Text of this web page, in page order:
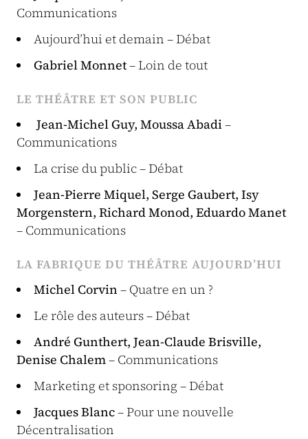
Communications
Aujourd’hui et demain – Débat
Gabriel Monnet– Loin de tout
LE THÉÂTRE ET SON PUBLIC
Jean-Michel Guy, Moussa Abadi–
Communications
La crise du public – Débat
Jean-Pierre Miquel, Serge Gaubert, Isy
Morgenstern, Richard Monod, Eduardo Manet
– Communications
LA FABRIQUE DU THÉÂTRE AUJOURD’HUI
Michel Corvin – Quatre en un ?
Le rôle des auteurs – Débat
André Gunthert, Jean-Claude Brisville,
Denise Chalem– Communications
Marketing et sponsoring – Débat
Jacques Blanc– Pour une nouvelle
Décentralisation